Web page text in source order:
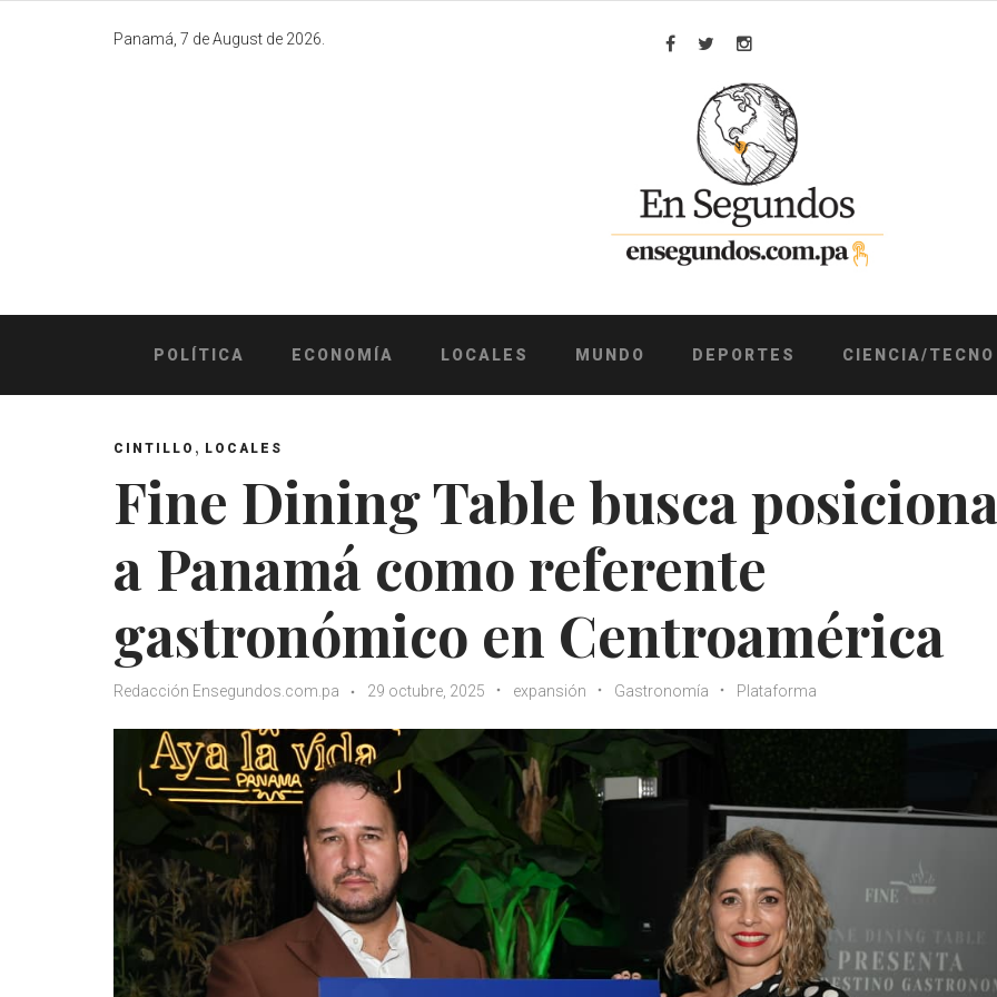
Panamá, 7 de August de 2026.
Facebook
TwitterInstagram
POLÍTICA ECONOMÍA LOCALES MUNDO DEPORTES CIENCIA/TECNO
CINTILLO , LOCALES
Fine Dining Table busca
a Panamá como referente
gastronómico en Centroamérica
Redacción Ensegundos.com.pa 29 octubre, 2025 expansión Gastronomía Plataforma